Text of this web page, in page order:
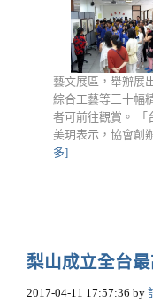
藝文展區，舉辦展
綜合工藝等三十幅
者可前往觀賞。 「
美玥表示，協會創
多]
梨山成立全台
2017-04-11 17:57:36 by